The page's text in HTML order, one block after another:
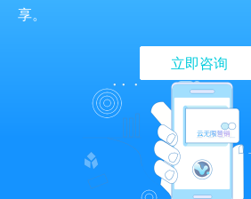
托管代运营
舆情监控
百度SEO诊断
关键词优化
SEO技术
搜索引擎优化
SEO服务报价
SEO优化公司
关于我们
管理团队
享。
立即咨询